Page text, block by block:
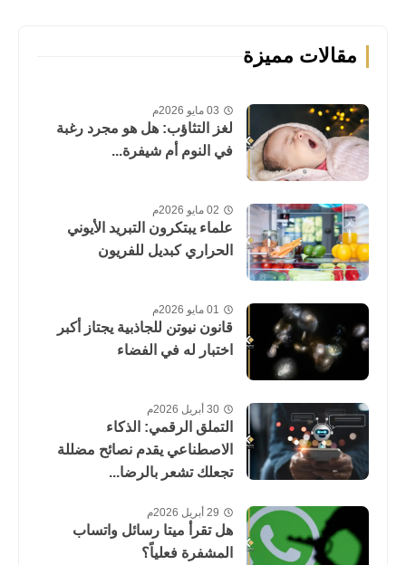
مقالات مميزة
03 مايو 2026م
لغز التثاؤب: هل هو مجرد رغبة
في النوم أم شيفرة...
02 مايو 2026م
علماء يبتكرون التبريد الأيوني
الحراري كبديل للفريون
01 مايو 2026م
قانون نيوتن للجاذبية يجتاز أكبر
اختبار له في الفضاء
30 أبريل 2026م
التملق الرقمي: الذكاء
الاصطناعي يقدم نصائح مضللة
تجعلك تشعر بالرضا...
29 أبريل 2026م
هل تقرأ ميتا رسائل واتساب
المشفرة فعلياً؟